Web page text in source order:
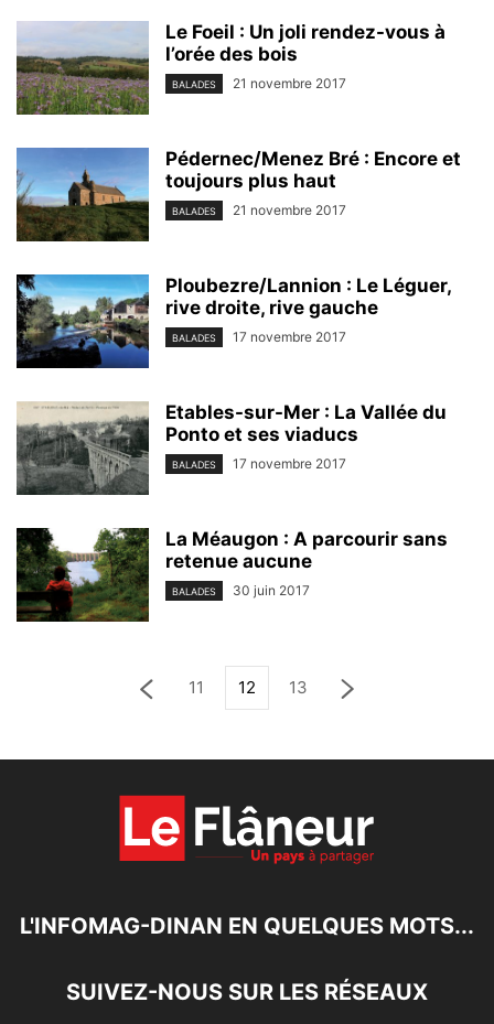
Le Foeil : Un joli rendez-vous à
l’orée des bois
BALADES 21 novembre 2017
Pédernec/Menez Bré : Encore et
toujours plus haut
BALADES 21 novembre 2017
Ploubezre/Lannion : Le Léguer,
rive droite, rive gauche
BALADES 17 novembre 2017
Etables-sur-Mer : La Vallée du
Ponto et ses viaducs
BALADES 17 novembre 2017
La Méaugon : A parcourir sans
retenue aucune
BALADES 30 juin 2017
11 12 13
L'INFOMAG-DINAN EN QUELQUES MOTS...
SUIVEZ-NOUS SUR LES RÉSEAUX